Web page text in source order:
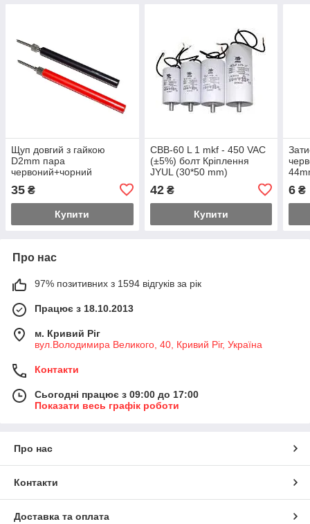
Щуп довгий з гайкою
D2mm пара
червоний+чорний
35 ₴
Купити
CBB-60 L 1 mkf - 450 VAC
(±5%) болт Кріплення
JYUL (30*50 mm)
42₴
Купити
6 ₴
Про нас
97% позитивних з 1594 відгуків за рік
Працює з 18.10.2013
м. Кривий Ріг
вул.Володимира Великого, 40, Кривий Ріг, Україна
Контакти
Сьогодні працює з 09:00 до 17:00
Показати весь графік роботи
Про нас
Контакти
Доставка та оплата